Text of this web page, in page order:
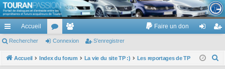
TouranPassion
Le forum des propriétaires ou futurs acquéreurs du Volkswagen Touran
cc
ès
Accueil
or
u
e
m
Faire un don
ne nr
Rechercher Connexion S’enregistrer
Accueil Index du forum La vie du site TP :) Les reportages de TP